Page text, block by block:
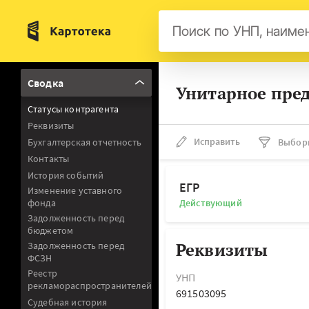
Сводка
Статусы контрагента
Реквизиты
Бухгалтерская отчетность
Контакты
История событий
Изменение уставного
фонда
Задолженность перед
бюджетом
Задолженность перед
ФСЗН
Реестр
рекламораспространителей
Судебная история
Унитарное
Исправить
ЕГР
Действующий
Реквизиты
УНП
691503095